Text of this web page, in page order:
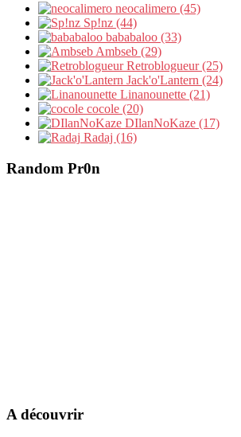
neocalimero (45)
Sp!nz (44)
bababaloo (33)
Ambseb (29)
Retroblogueur (25)
Jack'o'Lantern (24)
Linanounette (21)
cocole (20)
DIlanNoKaze (17)
Radaj (16)
Random Pr0n
A découvrir